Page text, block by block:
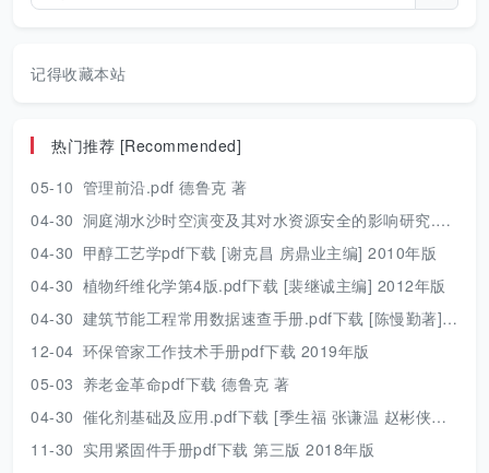
记得收藏本站
热门推荐 [Recommended]
05-10 管理前沿.pdf 德鲁克 著
04-30 洞庭湖水沙时空演变及其对水资源安全的影响研究.pdf 胡光伟 著 2017年版
04-30 甲醇工艺学pdf下载 [谢克昌 房鼎业主编] 2010年版
04-30 植物纤维化学第4版.pdf下载 [裴继诚主编] 2012年版
04-30 建筑节能工程常用数据速查手册.pdf下载 [陈慢勤著] 2010年版
12-04 环保管家工作技术手册pdf下载 2019年版
05-03 养老金革命pdf下载 德鲁克 著
04-30 催化剂基础及应用.pdf下载 [季生福 张谦温 赵彬侠编] 2011年版
11-30 实用紧固件手册pdf下载 第三版 2018年版